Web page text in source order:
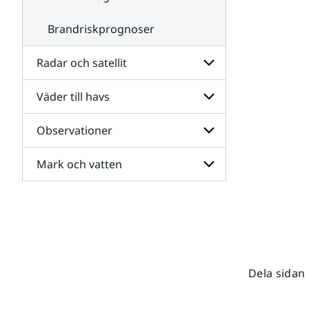
Brandriskprognoser
Radar och satellit
Undersidor
för
Radar
och
satellit
Väder till havs
Undersidor
för
Väder
till
havs
Observationer
Undersidor
för
Mark och vatten
Dela sidan